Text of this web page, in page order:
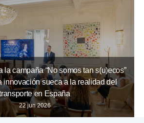
la campaña “No somos tan s(u)ecos”
innovación sueca a la realidad del
en España
22 jun 2026